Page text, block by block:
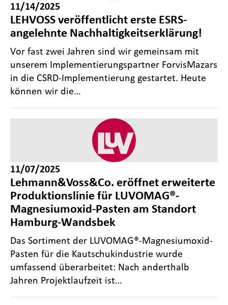
11/14/2025
LEHVOSS veröffentlicht erste ESRS-
angelehnte Nachhaltigkeitserklärung!
Vor fast zwei Jahren sind wir gemeinsam mit
unserem Implementierungspartner ForvisMazars
in die CSRD-Implementierung gestartet. Heute
können wir die…
11/07/2025
Lehmann&Voss&Co. eröffnet erweiterte
Produktionslinie für LUVOMAG®-
Magnesiumoxid-Pasten am Standort
Hamburg-Wandsbek
Das Sortiment der LUVOMAG®-Magnesiumoxid-
Pasten für die Kautschukindustrie wurde
umfassend überarbeitet: Nach anderthalb
Jahren Projektlaufzeit ist…